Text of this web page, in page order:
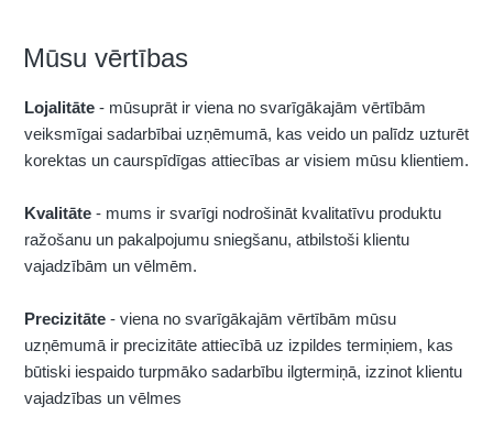
Mūsu vērtības
Lojalitāte - mūsuprāt ir viena no svarīgākajām vērtībām
veiksmīgai sadarbībai uzņēmumā, kas veido un palīdz uzturēt
korektas un caurspīdīgas attiecības ar visiem mūsu klientiem.
Kvalitāte - mums ir svarīgi nodrošināt kvalitatīvu produktu
ražošanu un pakalpojumu sniegšanu, atbilstoši klientu
vajadzībām un vēlmēm.
Precizitāte - viena no svarīgākajām vērtībām mūsu
uzņēmumā ir precizitāte attiecībā uz izpildes termiņiem, kas
būtiski iespaido turpmāko sadarbību ilgtermiņā, izzinot klientu
vajadzības un vēlmes